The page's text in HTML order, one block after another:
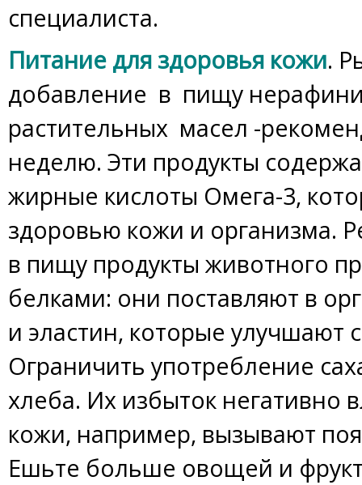
специалиста.
Питание для здоровья кожи.
добавление в пищу
растительных масел -
неделю. Эти продукты
жирные кислоты Омега-3,
здоровью кожи и организма.
в пищу продукты животного
белками: они поставляют в
и эластин, которые улучшают
Ограничить употребление
хлеба. Их избыток негативно
кожи, например, вызывают
Ешьте больше овощей и